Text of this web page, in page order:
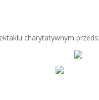
charytatywnym